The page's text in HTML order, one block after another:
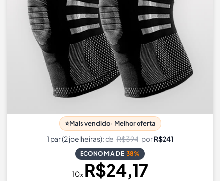
⭐Mais vendido · Melhor oferta
1 par (2 joelheiras):de R$394 porR$241
ECONOMIA DE 38%
10x R$24,17